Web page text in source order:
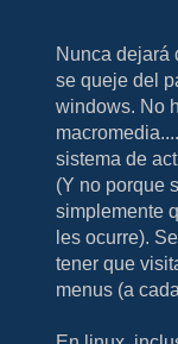
Nunca dejará
se queje del
windows. No
sistema de
(Y no porque
simplemente
les ocurre).
tener que
menus (a